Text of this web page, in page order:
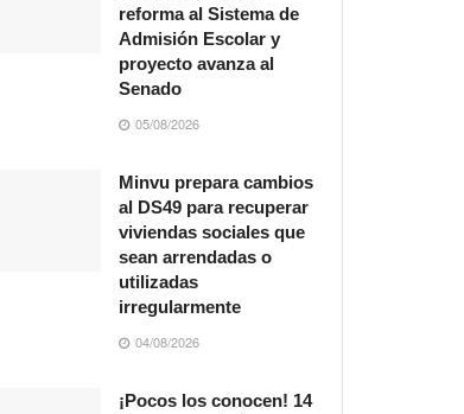
reforma al Sistema de
Admisión Escolar y
proyecto avanza al
Senado
05/08/2026
Minvu prepara cambios
al DS49 para recuperar
viviendas sociales que
sean arrendadas o
utilizadas
irregularmente
04/08/2026
¡Pocos los conocen! 14